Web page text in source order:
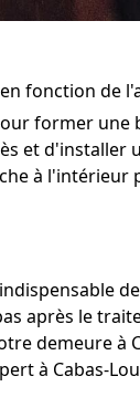
fonction de
former une
et
à
après le
demeure à
à Cabas-